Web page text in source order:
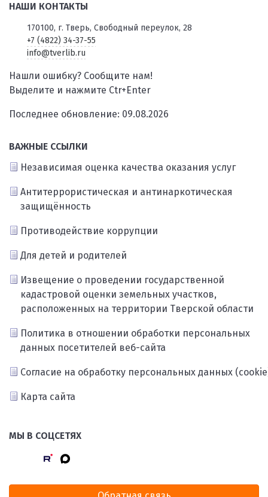
НАШИ КОНТАКТЫ
170100, г. Тверь, Свободный переулок, 28
+7 (4822) 34-37-55
info@tverlib.ru
Нашли ошибку? Сообщите нам!
Выделите и нажмите Ctr+Enter
Последнее обновление: 09.08.2026
ВАЖНЫЕ ССЫЛКИ
Независимая оценка качества оказания услуг
Антитеррористическая и антинаркотическая
защищённость
Противодействие коррупции
Для детей и родителей
Извещение о проведении государственной
кадастровой оценки земельных участков,
расположенных на территории Тверской области
Политика в отношении обработки персональных
данных посетителей веб-сайта
Согласие на обработку персональных данных
Карта сайта
МЫ В СОЦСЕТЯХ